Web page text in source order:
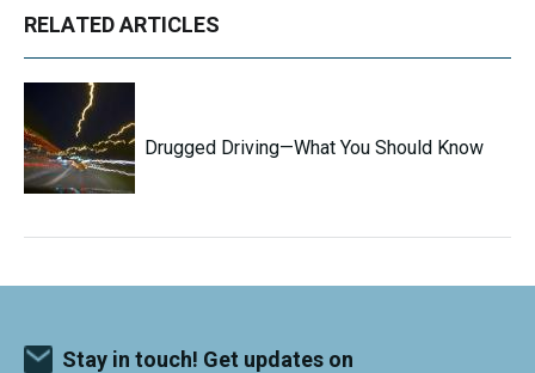
RELATED ARTICLES
Drugged Driving—What You Should Know
Stay in touch! Get updates on